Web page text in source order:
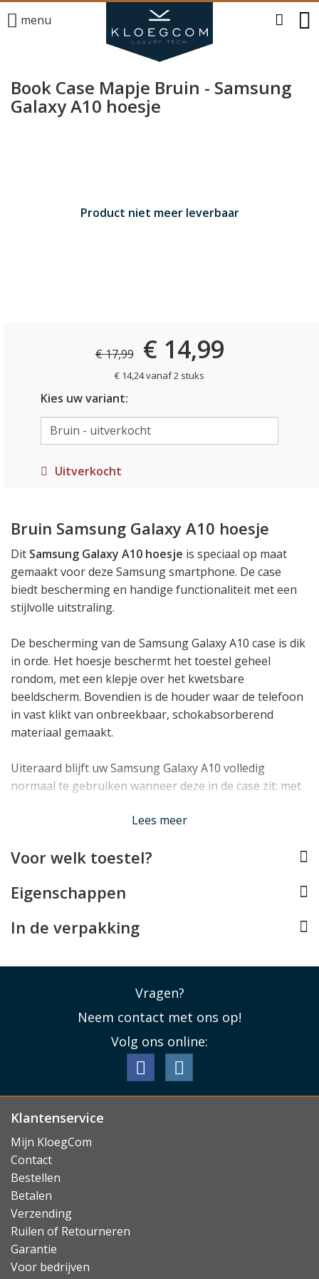
menu
Book Case Mapje Bruin - Samsung
Galaxy A10 hoesje
Product niet meer leverbaar
€ 17,99 € 14,99
€ 14,24 vanaf 2 stuks
Kies uw variant:
Uitverkocht
Bruin Samsung Galaxy A10 hoesje
Dit Samsung Galaxy A10 hoesje is speciaal op maat
gemaakt voor deze Samsung smartphone. De case
biedt bescherming en handige functionaliteit met een
stijlvolle uitstraling.
De bescherming van de Samsung Galaxy A10 case is dik
in orde. Het hoesje beschermt het toestel geheel
rondom, met een klepje over het kwetsbare
beeldscherm. Bovendien is de houder waar de telefoon
in vast klikt van onbreekbaar, schokabsorberend
materiaal gemaakt.
Uiteraard blijft uw Samsung Galaxy A10 volledig
normaal te gebruiken wanneer deze in de case zit: met
gehouden. Bovendien profiteert u van 4 opberg vakjes:
ontbreekt ook een standaardje niet om de telefoon
Lees minder
Lees meer
Voor welk toestel?
Eigenschappen
In de verpakking
Vragen?
Neem contact met ons op!
Volg ons online:
Klantenservice
Mijn KloegCom
Contact
Bestellen
Betalen
Verzending
Ruilen of Retourneren
Garantie
Voor bedrijven